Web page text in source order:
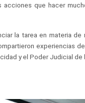
que hacer
la tarea en materia de
experiencias
y el Poder Judicial de